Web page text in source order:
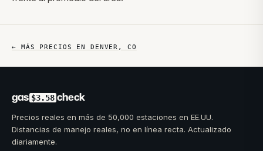
← MÁS PRECIOS EN DENVER ,CO
gas $3.58 check
Precios reales en más de 50,000 estaciones en EE.UU.
Distancias de manejo reales, no en línea recta. Actualizado
diariamente.